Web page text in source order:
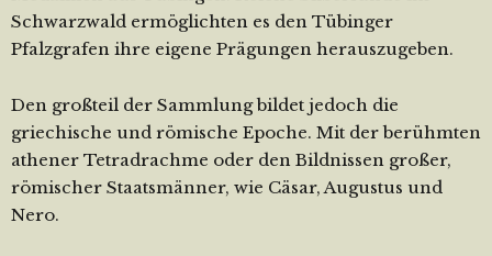
Schwarzwald ermöglichten es den Tübinger
Pfalzgrafen ihre eigene Prägungen herauszugeben.
Den großteil der Sammlung bildet jedoch die
griechische und römische Epoche. Mit der berühmten
athener Tetradrachme oder den Bildnissen großer,
römischer Staatsmänner, wie Cäsar, Augustus und
Nero.